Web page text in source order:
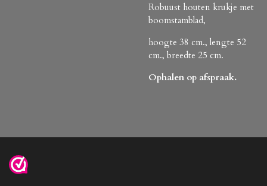
Robuust houten krukje met
boomstamblad,
hoogte 38 cm., lengte 52
cm., breedte 25 cm.
Ophalen op afspraak.